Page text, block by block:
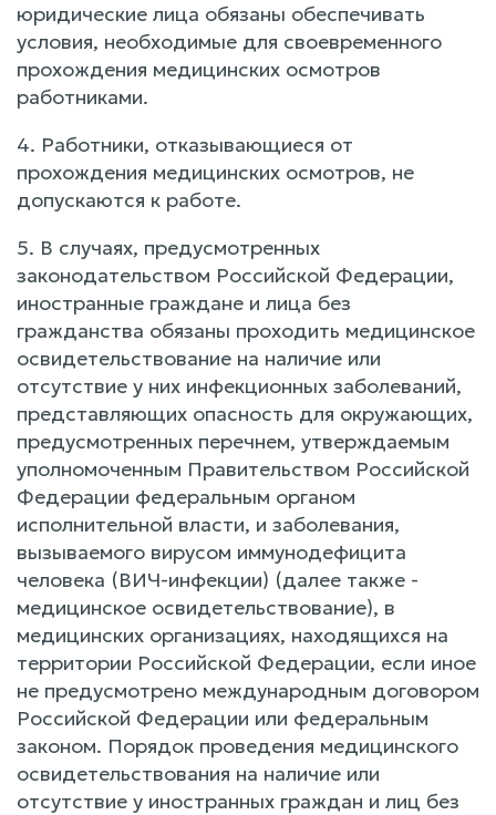
юридические лица обязаны обеспечивать
условия, необходимые для своевременного
прохождения медицинских осмотров
работниками.
4. Работники, отказывающиеся от
прохождения медицинских осмотров, не
допускаются к работе.
5. В случаях, предусмотренных
законодательством Российской Федерации,
иностранные граждане и лица без
гражданства обязаны проходить медицинское
освидетельствование на наличие или
отсутствие у них инфекционных заболеваний,
представляющих опасность для окружающих,
предусмотренных перечнем, утверждаемым
уполномоченным Правительством Российской
Федерации федеральным органом
исполнительной власти, и заболевания,
вызываемого вирусом иммунодефицита
человека (ВИЧ-инфекции) (далее также -
медицинское освидетельствование), в
медицинских организациях, находящихся на
территории Российской Федерации, если иное
не предусмотрено международным договором
Российской Федерации или федеральным
законом. Порядок проведения медицинского
освидетельствования на наличие или
отсутствие у иностранных граждан и лиц без